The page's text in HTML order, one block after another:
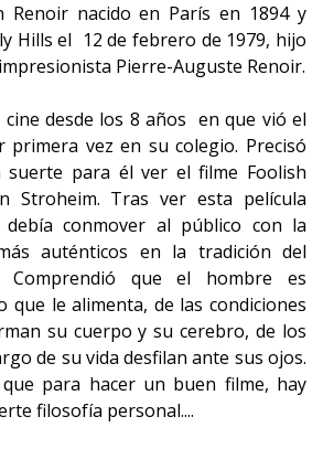
Renoir nacido en París en 1894 y
Hills el 12 de febrero de 1979, hijo
Pierre-Auguste Renoir.
cine desde los 8 años en que vió el
primera vez en su colegio. Precisó
para él ver el filme Foolish
Stroheim. Tras ver esta película
conmover al público con la
auténticos en la tradición del
Comprendió que el hombre es
le alimenta, de las condiciones
su cuerpo y su cerebro, de los
de su vida desfilan ante sus ojos.
para hacer un buen filme, hay
filosofía personal....